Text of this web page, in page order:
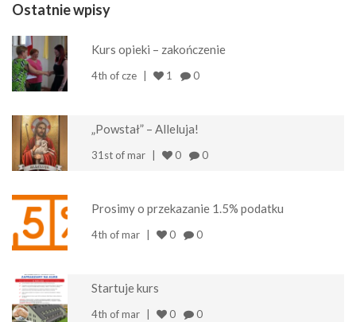
Ostatnie wpisy
Kurs opieki – zakończenie
4th of cze 1 0
„Powstał” – Alleluja!
31st of mar 0 0
Prosimy o przekazanie 1.5% podatku
4th of mar 0 0
Startuje kurs
4th of mar 0 0